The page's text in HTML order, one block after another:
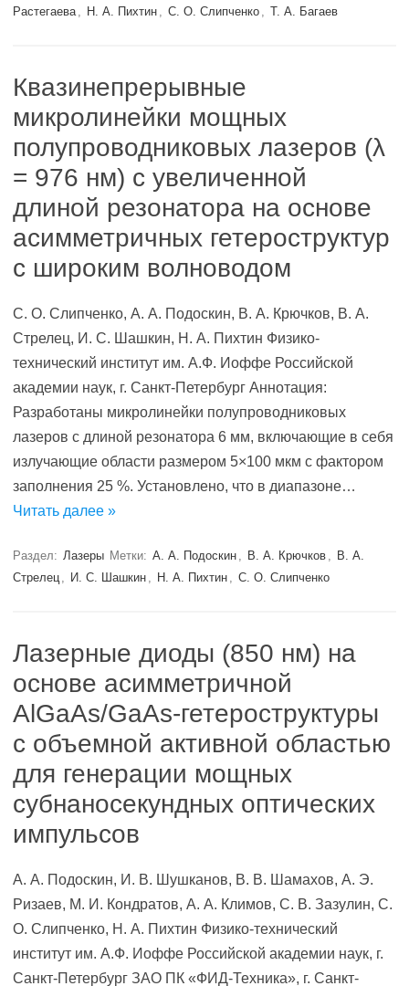
Растегаева , Н. А. Пихтин , С. О. Слипченко , Т. А. Багаев
Квазинепрерывные
микролинейки мощных
полупроводниковых лазеров (λ
= 976 нм) с увеличенной
длиной резонатора на основе
асимметричных гетероструктур
с широким волноводом
С. О. Слипченко, А. А. Подоскин, В. А. Крючков, В. А.
Стрелец, И. С. Шашкин, Н. А. Пихтин Физико-
технический институт им. А.Ф. Иоффе Российской
академии наук, г. Санкт-Петербург Аннотация:
Разработаны микролинейки полупроводниковых
лазеров с длиной резонатора 6 мм, включающие в себя
излучающие области размером 5×100 мкм с фактором
заполнения 25 %. Установлено, что в диапазоне…
Читать далее »
Раздел: Лазеры Метки: А. А. Подоскин , В. А. Крючков , В. А.
Стрелец , И. С. Шашкин , Н. А. Пихтин , С. О. Слипченко
Лазерные диоды (850 нм) на
основе асимметричной
AlGaAs/GaAs-гетероструктуры
с объемной активной областью
для генерации мощных
субнаносекундных оптических
импульсов
А. А. Подоскин, И. В. Шушканов, В. В. Шамахов, А. Э.
Ризаев, М. И. Кондратов, А. А. Климов, С. В. Зазулин, С.
О. Слипченко, Н. А. Пихтин Физико-технический
институт им. А.Ф. Иоффе Российской академии наук, г.
Санкт-Петербург ЗАО ПК «ФИД-Техника», г. Санкт-